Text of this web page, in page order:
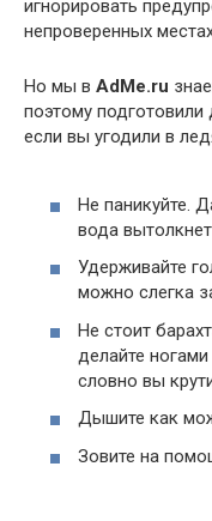
игнорировать
непроверенных
Но мы в AdMe.ru
поэтому подготовили
если вы угодили в
Не паникуйте.
вода
Удерживайте
можно слегка
Не стоит
делайте
словно вы
Дышите как
Зовите на